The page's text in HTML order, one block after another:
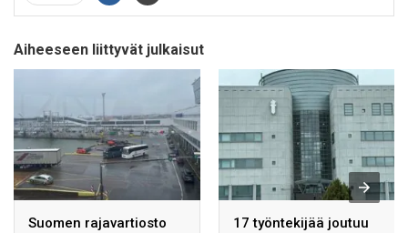
Aiheeseen liittyvät julkaisut
Suomen rajavartiosto
17 työntekijää joutuu